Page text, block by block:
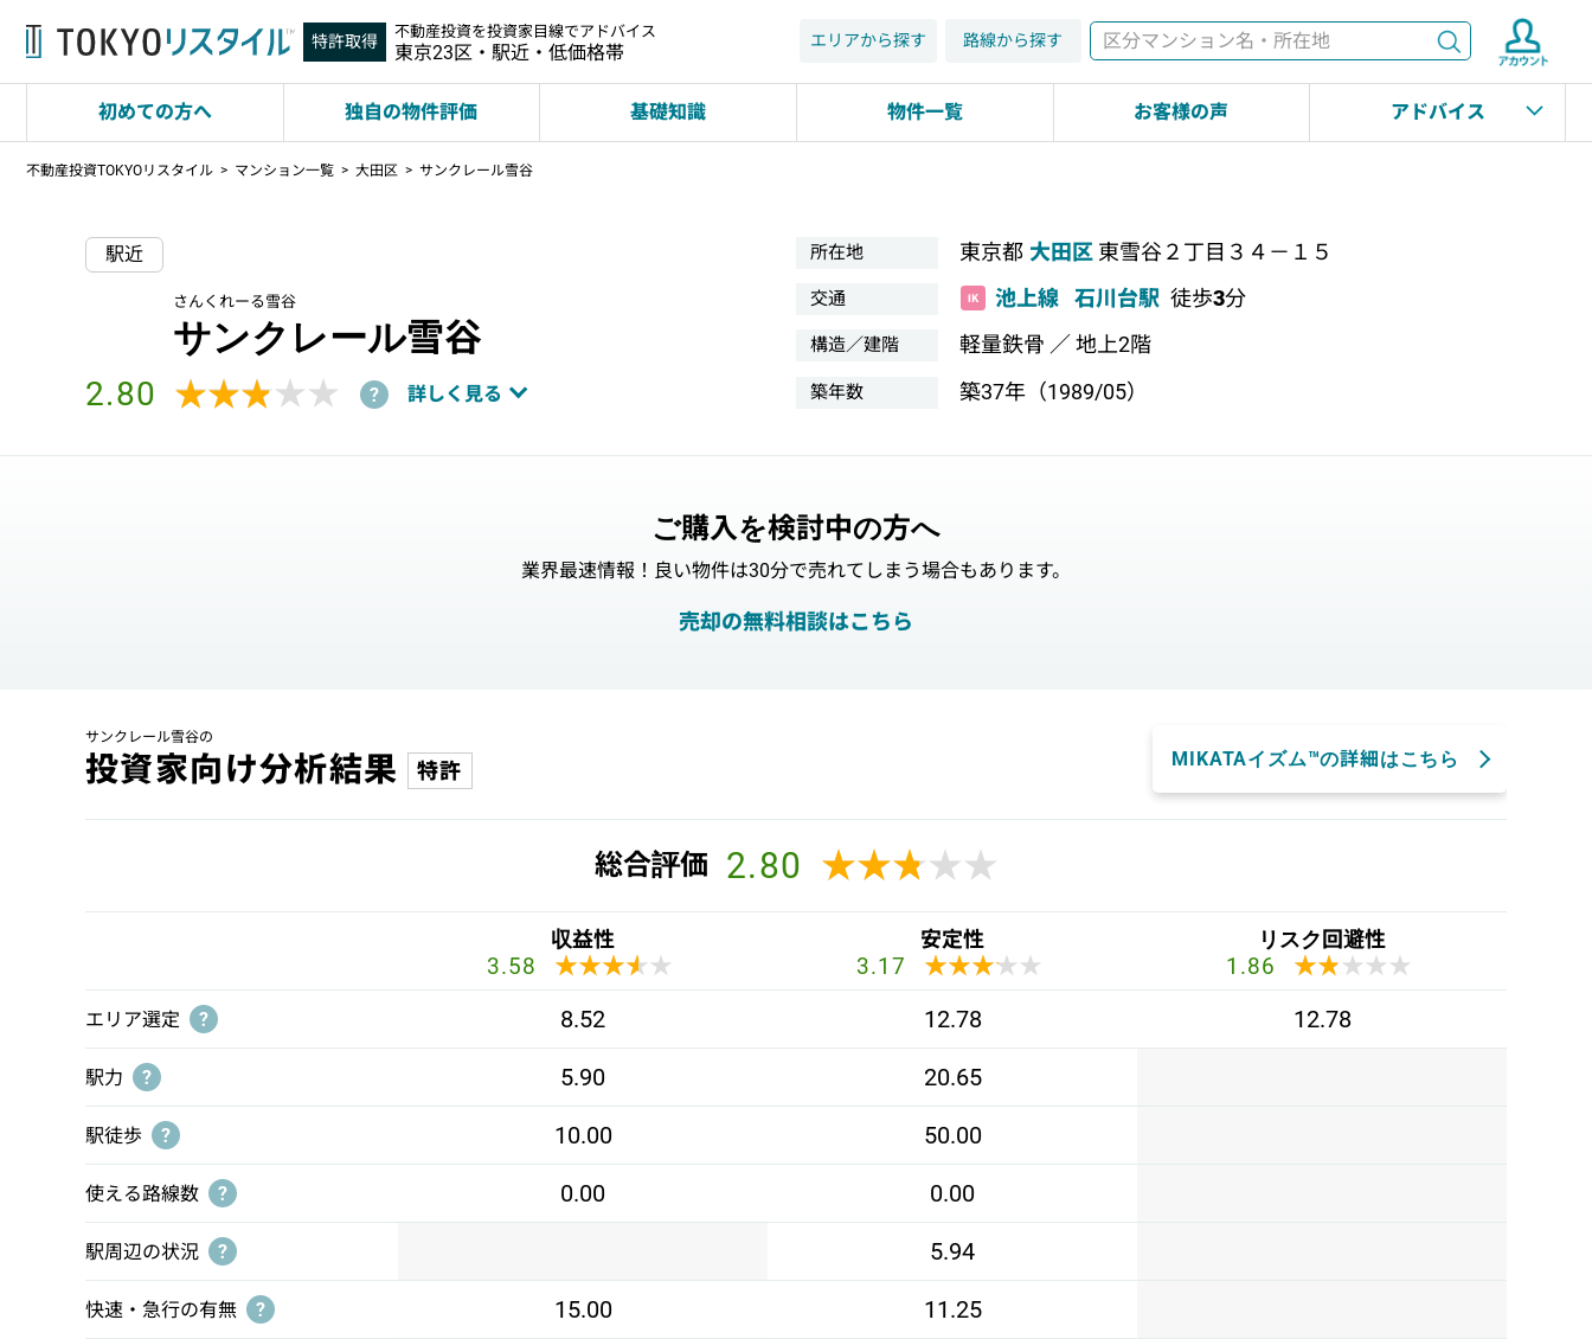
特許取得 不動産投資を投資家目線でアドバイス
東京23区・駅近・低価格帯
検索
エリアから探す 路線から探す
初めての方へ 独自の物件評価 基礎知識 物件一覧 お客様の声 アドバイス
不動産投資TOKYOリスタイル マンション一覧 大田区 サンクレール雪谷
駅近
さんくれーる雪谷
サンクレール雪谷
2.80 ★★★★★
★★★★★ ? 詳しく見る
所在地 東京都 大田区 東雪谷２丁目３４－１５
交通 池上線 石川台駅 徒歩3分
構造／建階 軽量鉄骨 ／ 地上2階
築年数 築37年（1989/05）
ご購入を検討中の方へ
業界最速情報！良い物件は30分で売れてしまう場合もあります。
売却の無料相談はこちら
サンクレール雪谷の
投資家向け分析結果 特許 MIKATAイズム™の詳細はこちら
総合評価 2.80 ★★★★★
★★★★★
収益性
3.58 ★★★★★
★★★★★
安定性
3.17 ★★★★★
★★★★★
リスク回避性
1.86 ★★★★★
★★★★★
エリア選定 ? 8.52 12.78 12.78
駅力 ? 5.90 20.65
駅徒歩 ? 10.00 50.00
使える路線数 ? 0.00 0.00
駅周辺の状況 ? 5.94
快速・急行の有無 ? 15.00 11.25